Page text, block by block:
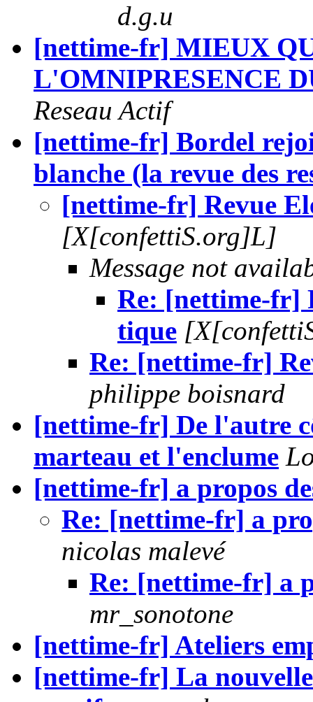
d.g.u
[nettime-fr] MIEUX
L'OMNIPRESENCE
Reseau Actif
[nettime-fr] Bordel
blanche (la revue des
[nettime-fr] Revue
[X[confettiS.org]L]
Message not
Re: [nettime-fr]
tique
Re: [nettime-fr]
philippe boisnard
[nettime-fr] De l'autre
marteau et l'enclume
[nettime-fr] a propos
Re: [nettime-fr] a
nicolas malevé
Re: [nettime-fr] a
mr_sonotone
[nettime-fr] Ateliers
[nettime-fr] La